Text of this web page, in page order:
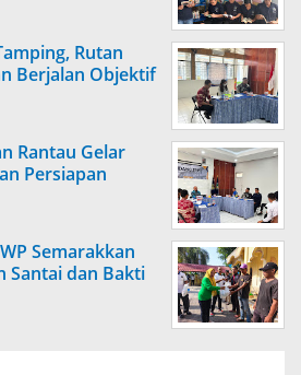
Rutan
Berjalan Objektif
Rantau Gelar
Persiapan
Semarakkan
Santai dan Bakti